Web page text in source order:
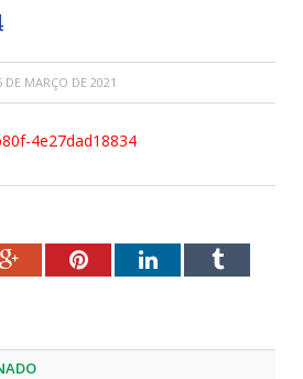
DE MARÇO DE 2021
4e27dad18834
Google+PinterestLinkedInTumblr